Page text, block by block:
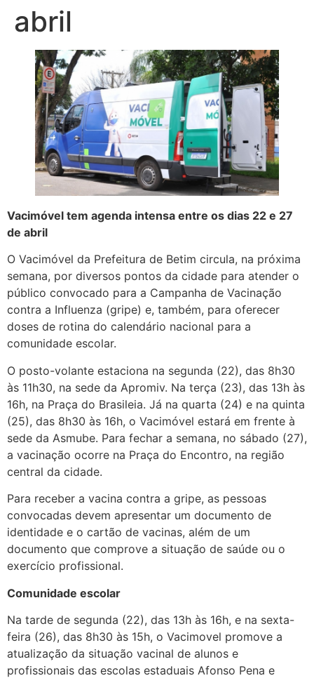
abril
Vacimóvel tem agenda intensa entre os dias 22 e 27
de abril
O Vacimóvel da Prefeitura de Betim circula, na próxima
semana, por diversos pontos da cidade para atender o
público convocado para a Campanha de Vacinação
contra a Influenza (gripe) e, também, para oferecer
doses de rotina do calendário nacional para a
comunidade escolar.
O posto-volante estaciona na segunda (22), das 8h30
às 11h30, na sede da Apromiv. Na terça (23), das 13h às
16h, na Praça do Brasileia. Já na quarta (24) e na quinta
(25), das 8h30 às 16h, o Vacimóvel estará em frente à
sede da Asmube. Para fechar a semana, no sábado (27),
a vacinação ocorre na Praça do Encontro, na região
central da cidade.
Para receber a vacina contra a gripe, as pessoas
convocadas devem apresentar um documento de
identidade e o cartão de vacinas, além de um
documento que comprove a situação de saúde ou o
exercício profissional.
Comunidade escolar
Na tarde de segunda (22), das 13h às 16h, e na sexta-
feira (26), das 8h30 às 15h, o Vacimovel promove a
atualização da situação vacinal de alunos e
profissionais das escolas estaduais Afonso Pena e